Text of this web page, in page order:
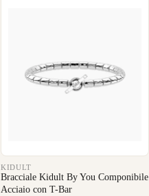
KIDULT
Bracciale Kidult By You Componibile
Acciaio con T-Bar